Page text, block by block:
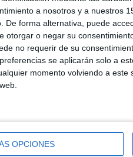
a nosotros y a nuestros
De forma alternativa, puede
otorgar o negar su
no requerir de su
se aplicarán solo a
momento volviendo a
OPCIONES
nuestro estímulo positivo
alumnos e hijos para
por parte de madres,
el vídeo en
hacia los docentes.